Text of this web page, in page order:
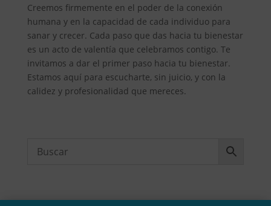
Creemos firmemente en el poder de la conexión
humana y en la capacidad de cada individuo para
sanar y crecer. Cada paso que das hacia tu bienestar
es un acto de valentía que celebramos contigo. Te
invitamos a dar el primer paso hacia tu bienestar.
Estamos aquí para escucharte, sin juicio, y con la
calidez y profesionalidad que mereces.